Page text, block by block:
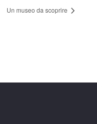
Un museo da scoprire